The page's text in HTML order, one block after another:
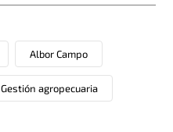
Albor Campo
Gestión agropecuaria